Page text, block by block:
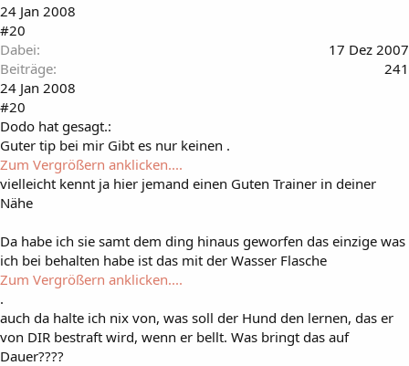
24 Jan 2008
#20
Dabei
17 Dez 2007
Beiträge
241
24 Jan 2008
#20
Dodo hat gesagt.:
Guter tip bei mir Gibt es nur keinen .
Zum Vergrößern anklicken....
vielleicht kennt ja hier jemand einen Guten Trainer in deiner
Nähe
Da habe ich sie samt dem ding hinaus geworfen das einzige was
ich bei behalten habe ist das mit der Wasser Flasche
Zum Vergrößern anklicken....
.
auch da halte ich nix von, was soll der Hund den lernen, das er
von DIR bestraft wird, wenn er bellt. Was bringt das auf
Dauer????